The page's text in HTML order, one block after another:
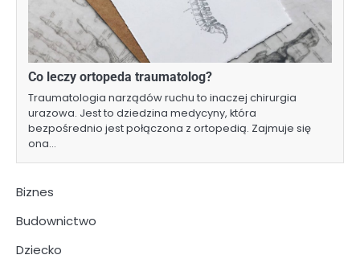
Co leczy ortopeda traumatolog?
Traumatologia narządów ruchu to inaczej chirurgia
urazowa. Jest to dziedzina medycyny, która
bezpośrednio jest połączona z ortopedią. Zajmuje się
ona…
Biznes
Budownictwo
Dziecko